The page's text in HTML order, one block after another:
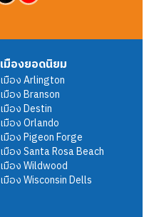
เมืองยอดนิยม
เมืองArlington
เมืองBranson
เมืองDestin
เมืองOrlando
เมืองPigeon Forge
เมืองSanta Rosa Beach
เมืองWildwood
เมืองWisconsin Dells